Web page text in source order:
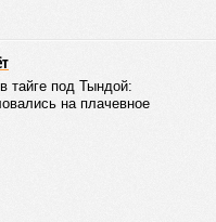
пахнет протухшими
стало критическое
Туре, питающей
не природный
воду прозвучали
того чтобы признать
сделать вид, что
подлила позиция